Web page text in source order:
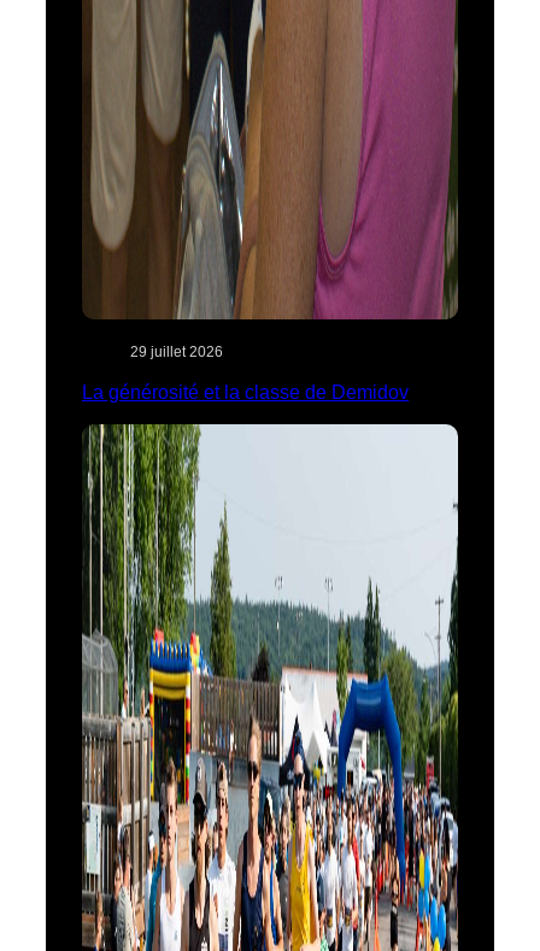
29 juillet 2026
La générosité et la classe de Demidov